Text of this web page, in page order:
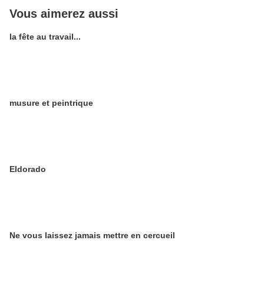
Vous aimerez aussi
la fête au travail...
musure et peintrique
Eldorado
Ne vous laissez jamais mettre en cercueil